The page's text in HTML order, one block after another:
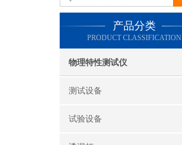
产品分类
PRODUCT CLASSIFICATION
物理特性测试仪
测试设备
试验设备